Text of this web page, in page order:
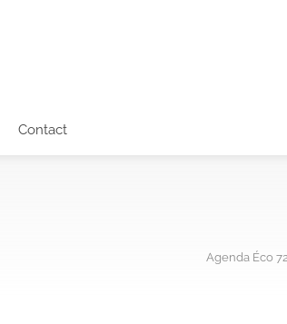
Contact
Agenda Éco 72